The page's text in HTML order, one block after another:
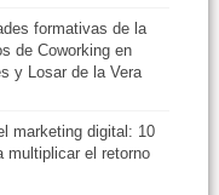
formativas de la
de Coworking en
y Losar de la Vera
marketing digital: 10
multiplicar el retorno